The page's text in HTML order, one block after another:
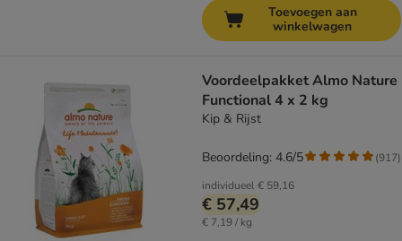
Toevoegen aan
winkelwagen
Voordeelpakket Almo Nature
Functional 4 x 2 kg
Kip & Rijst
individueel€ 59,16
€ 57,49
€ 7,19 / kg
Beoordeling: 4.6/5 (917)